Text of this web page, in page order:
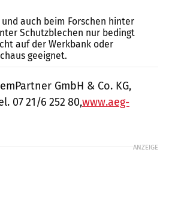
auch beim Forschen hinter
Schutzblechen nur bedingt
auf der Werkbank oder
geeignet.
GmbH & Co. KG,
07 21/6 252 80,www.aeg-
ANZEIGE